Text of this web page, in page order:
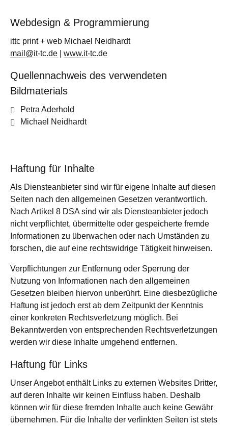
Webdesign & Programmierung
ittc print + web Michael Neidhardt
mail@it-tc.de
www.it-tc.de
Quellennachweis des verwendeten
Bildmaterials
Petra Aderhold
Michael Neidhardt
Haftung für Inhalte
Als Diensteanbieter sind wir für eigene Inhalte auf diesen
Seiten nach den allgemeinen Gesetzen verantwortlich.
Nach Artikel 8 DSA sind wir als Diensteanbieter jedoch
nicht verpflichtet, übermittelte oder gespeicherte fremde
Informationen zu überwachen oder nach Umständen zu
forschen, die auf eine rechtswidrige Tätigkeit hinweisen.
Verpflichtungen zur Entfernung oder Sperrung der
Nutzung von Informationen nach den allgemeinen
Gesetzen bleiben hiervon unberührt. Eine diesbezügliche
Haftung ist jedoch erst ab dem Zeitpunkt der Kenntnis
einer konkreten Rechtsverletzung möglich. Bei
Bekanntwerden von entsprechenden Rechtsverletzungen
werden wir diese Inhalte umgehend entfernen.
Haftung für Links
Unser Angebot enthält Links zu externen Websites Dritter,
auf deren Inhalte wir keinen Einfluss haben. Deshalb
können wir für diese fremden Inhalte auch keine Gewähr
übernehmen. Für die Inhalte der verlinkten Seiten ist stets